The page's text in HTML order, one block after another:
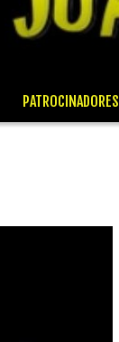
PATROCINADORES